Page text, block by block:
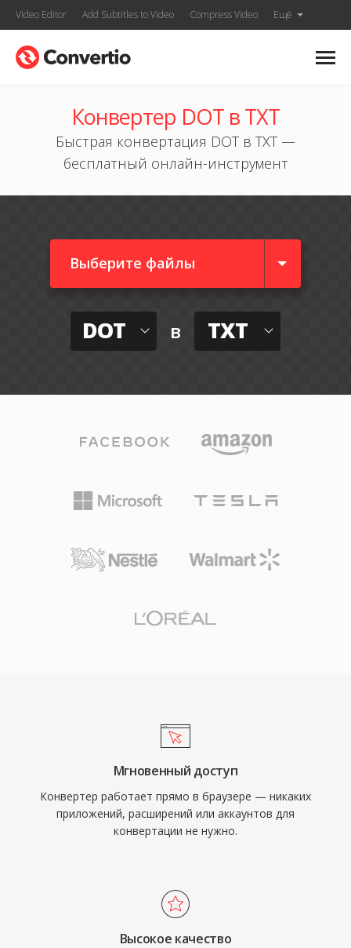
Video Editor Add Subtitles to Video Compress Video Ещё
Конвертер DOT в TXT
Быстрая конвертация DOT в TXT —
бесплатный онлайн-инструмент
Выберите файлы
DOT в TXT
Мгновенный доступ
Конвертер работает прямо в браузере — никаких
приложений, расширений или аккаунтов для
конвертации не нужно.
Высокое качество